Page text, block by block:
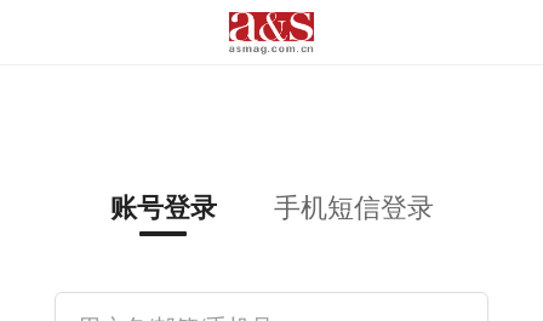
账号登录 手机短信登录